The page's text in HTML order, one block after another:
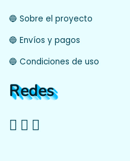
🔵 Sobre el proyecto
🔵 Envíos y pagos
🔵 Condiciones de uso
Redes